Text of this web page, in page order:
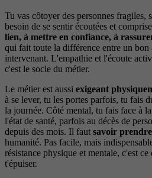
Tu vas côtoyer des personnes fragiles,
besoin de se sentir écoutées et
lien, à mettre en confiance, à
qui fait toute la différence entre un
intervenant. L'empathie et l'écoute
c'est le socle du métier.
Le métier est aussi exigeant
à se lever, tu les portes parfois, tu fais
la journée. Côté mental, tu fais face à
l'état de santé, parfois au décès de
depuis des mois. Il faut savoir
humanité. Pas facile, mais
résistance physique et mentale, c'est
t'épuiser.